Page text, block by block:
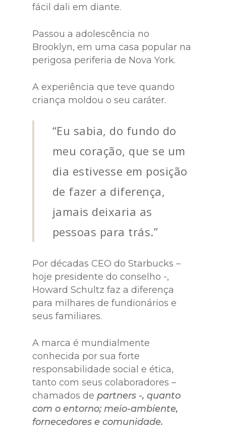
fácil dali em diante.
Passou a adolescência no
Brooklyn, em uma casa popular na
perigosa periferia de Nova York.
A experiência que teve quando
criança moldou o seu caráter.
“Eu sabia, do fundo do
meu coração, que se um
dia estivesse em posição
de fazer a diferença,
jamais deixaria as
pessoas para trás.”
Por décadas CEO do Starbucks –
hoje presidente do conselho -,
Howard Schultz faz a diferença
para milhares de fundionários e
seus familiares.
A marca é mundialmente
conhecida por sua forte
responsabilidade social e ética,
tanto com seus colaboradores –
chamados de partners -, quanto
com o entorno; meio-ambiente,
fornecedores e comunidade.